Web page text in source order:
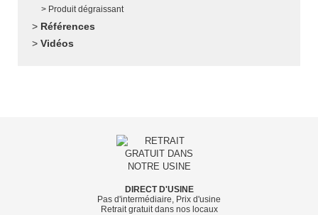
Produit dégraissant
Références
Vidéos
DIRECT D'USINE
Pas d'intermédiaire, Prix d'usine
Retrait gratuit dans nos locaux